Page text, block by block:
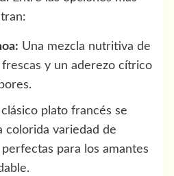
Una mezcla nutritiva de
y un aderezo cítrico
clásico plato francés se
colorida variedad de
para los amantes